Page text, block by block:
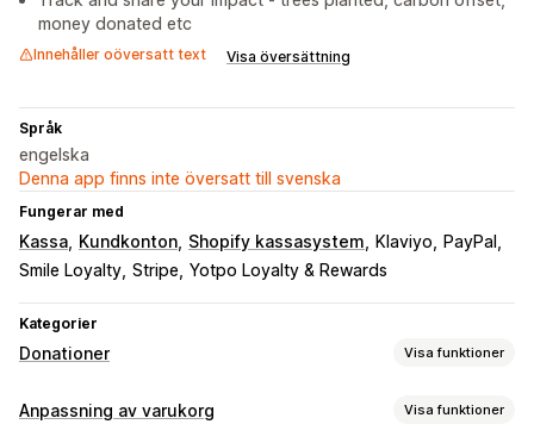
money donated etc
Innehåller oöversatt text Visa översättning
Språk
engelska
Denna app finns inte översatt till svenska
Fungerar med
Kassa Kundkonton Shopify kassasystem Klaviyo
PayPal
Smile Loyalty Stripe Yotpo Loyalty & Rewards
Kategorier
Donationer Visa funktioner
Välgörenhetstyp
Anpassning av varukorg Visa funktioner